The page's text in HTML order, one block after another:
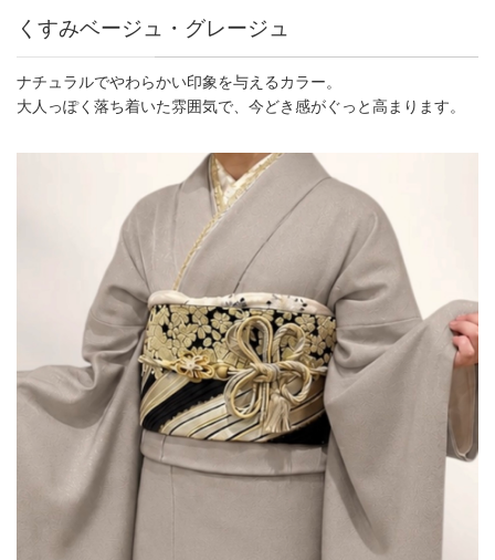
くすみベージュ・グレージュ
ナチュラルでやわらかい印象を与えるカラー。
大人っぽく落ち着いた雰囲気で、今どき感がぐっと高まります。